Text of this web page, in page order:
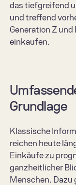
das tiefgreifend
und treffend
Generation Z
einkaufen.
Grundlage
Klassische
reichen heute
Einkäufe zu
ganzheitlicher
Menschen.